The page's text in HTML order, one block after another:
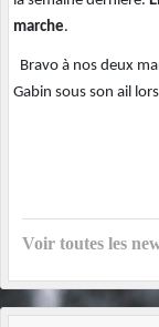
marche.
Bravo à nos deux
Gabin sous son ail
Voir toutes les